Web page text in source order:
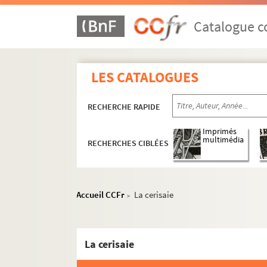
Catalogue
LES CATALOGUES
RECHERCHE RAPIDE
RECHERCHES CIBLÉES
Imprimés
multimédia
Accueil CCFr > La cerisaie
La cerisaie
La Maroquinerie
Église Notre-Dame-de-la-Croix-de-
Église saint-Gabriel
Théâtre de Belleville
Direction Jorge Lavelli
Direction Alain Françon